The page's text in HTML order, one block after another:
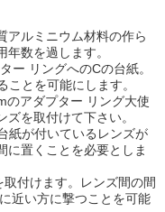
アルミニウム材料の作ら
数を過します。
ー リングへのCの台紙。
とを可能にします。
のアダプター リング大使
を取付けて下さい。
紙が付いているレンズが
に置くことを必要としま
付けます。レンズ間の間
近い方に撃つことを可能